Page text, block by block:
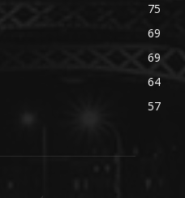
75
69
69
64
57